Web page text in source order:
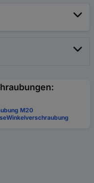
M20
Winkelverschraubung